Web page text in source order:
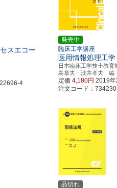
スエコー
4
発売中
臨床工学講座
医用情報処理工学
日本臨床工学技士教
島章夫・浅井孝夫 編
定価4,180円 2019
注文コード：
品切れ